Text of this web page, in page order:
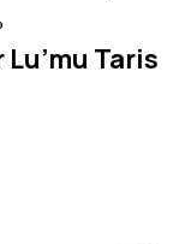
Taris